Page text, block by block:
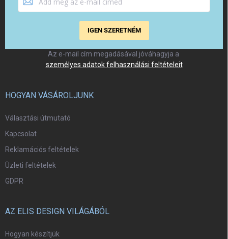
IGEN SZERETNÉM
Az e-mail cím megadásával jóváhagyja a
személyes adatok felhasználási feltételeit
HOGYAN VÁSÁROLJUNK
Választási útmutató
Kapcsolat
Reklamációs feltételek
Üzleti feltételek
GDPR
AZ ELIS DESIGN VILÁGÁBÓL
Hogyan készítjük